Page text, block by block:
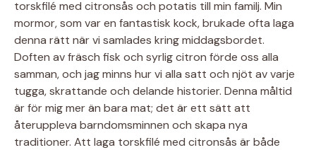
torskfilé med citronsås och potatis till min familj. Min
mormor, som var en fantastisk kock, brukade ofta laga
denna rätt när vi samlades kring middagsbordet.
Doften av fräsch fisk och syrlig citron förde oss alla
samman, och jag minns hur vi alla satt och njöt av varje
tugga, skrattande och delande historier. Denna måltid
är för mig mer än bara mat; det är ett sätt att
återuppleva barndomsminnen och skapa nya
traditioner. Att laga torskfilé med citronsås är både